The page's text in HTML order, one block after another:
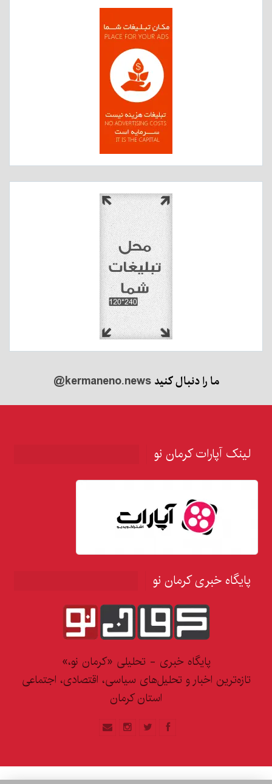
ما را دنبال کنید@kermaneno.news
لینک آپارات کرمان نو
پایگاه خبری کرمان نو
پایگاه خبری - تحلیلی «کرمان نو،»
تازه‌ترین اخبار و تحلیل‌های سیاسی، اقتصادی، اجتماعی
استان کرمان